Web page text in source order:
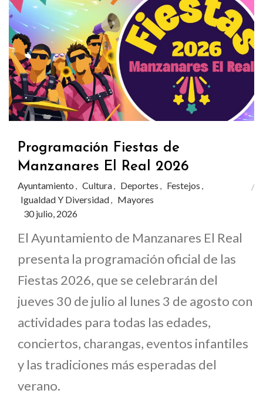
Programación Fiestas de
Manzanares El Real 2026
Ayuntamiento , Cultura, Deportes , Festejos ,
Igualdad Y Diversidad, Mayores
30 julio, 2026
El Ayuntamiento de Manzanares El Real
presenta la programación oficial de las
Fiestas 2026, que se celebrarán del
jueves 30 de julio al lunes 3 de agosto con
actividades para todas las edades,
conciertos, charangas, eventos infantiles
y las tradiciones más esperadas del
verano.